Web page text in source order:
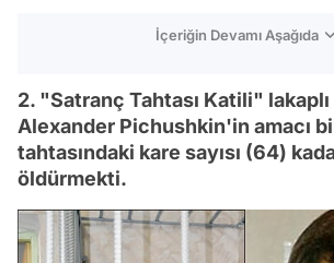
İçeriğin Devamı Aşağıda
2. "Satranç Tahtası Katili"
Alexander Pichushkin'in amacı
tahtasındaki kare sayısı (64)
öldürmekti.